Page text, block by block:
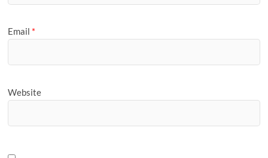
Email *
Website